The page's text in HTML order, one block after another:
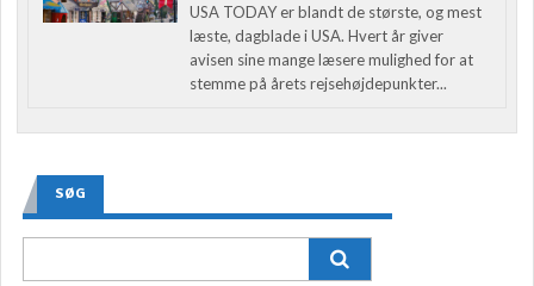
USA TODAY er blandt de største, og mest
læste, dagblade i USA. Hvert år giver
avisen sine mange læsere mulighed for at
stemme på årets rejsehøjdepunkter...
SØG